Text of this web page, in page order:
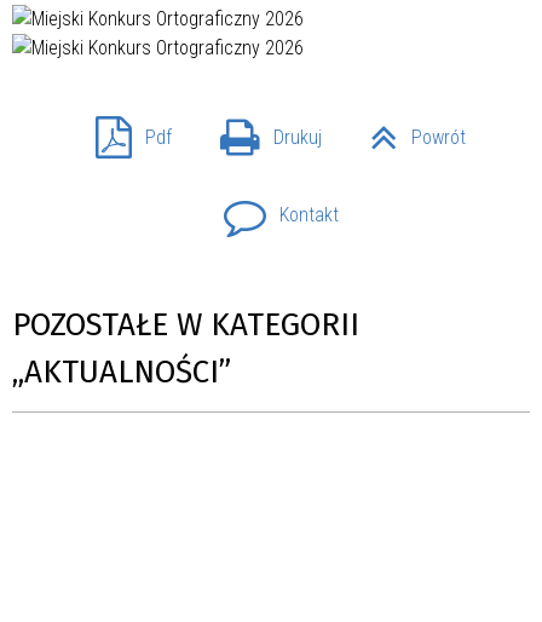
Pdf Drukuj Powrót
Kontakt
POZOSTAŁE W KATEGORII
„AKTUALNOŚCI”